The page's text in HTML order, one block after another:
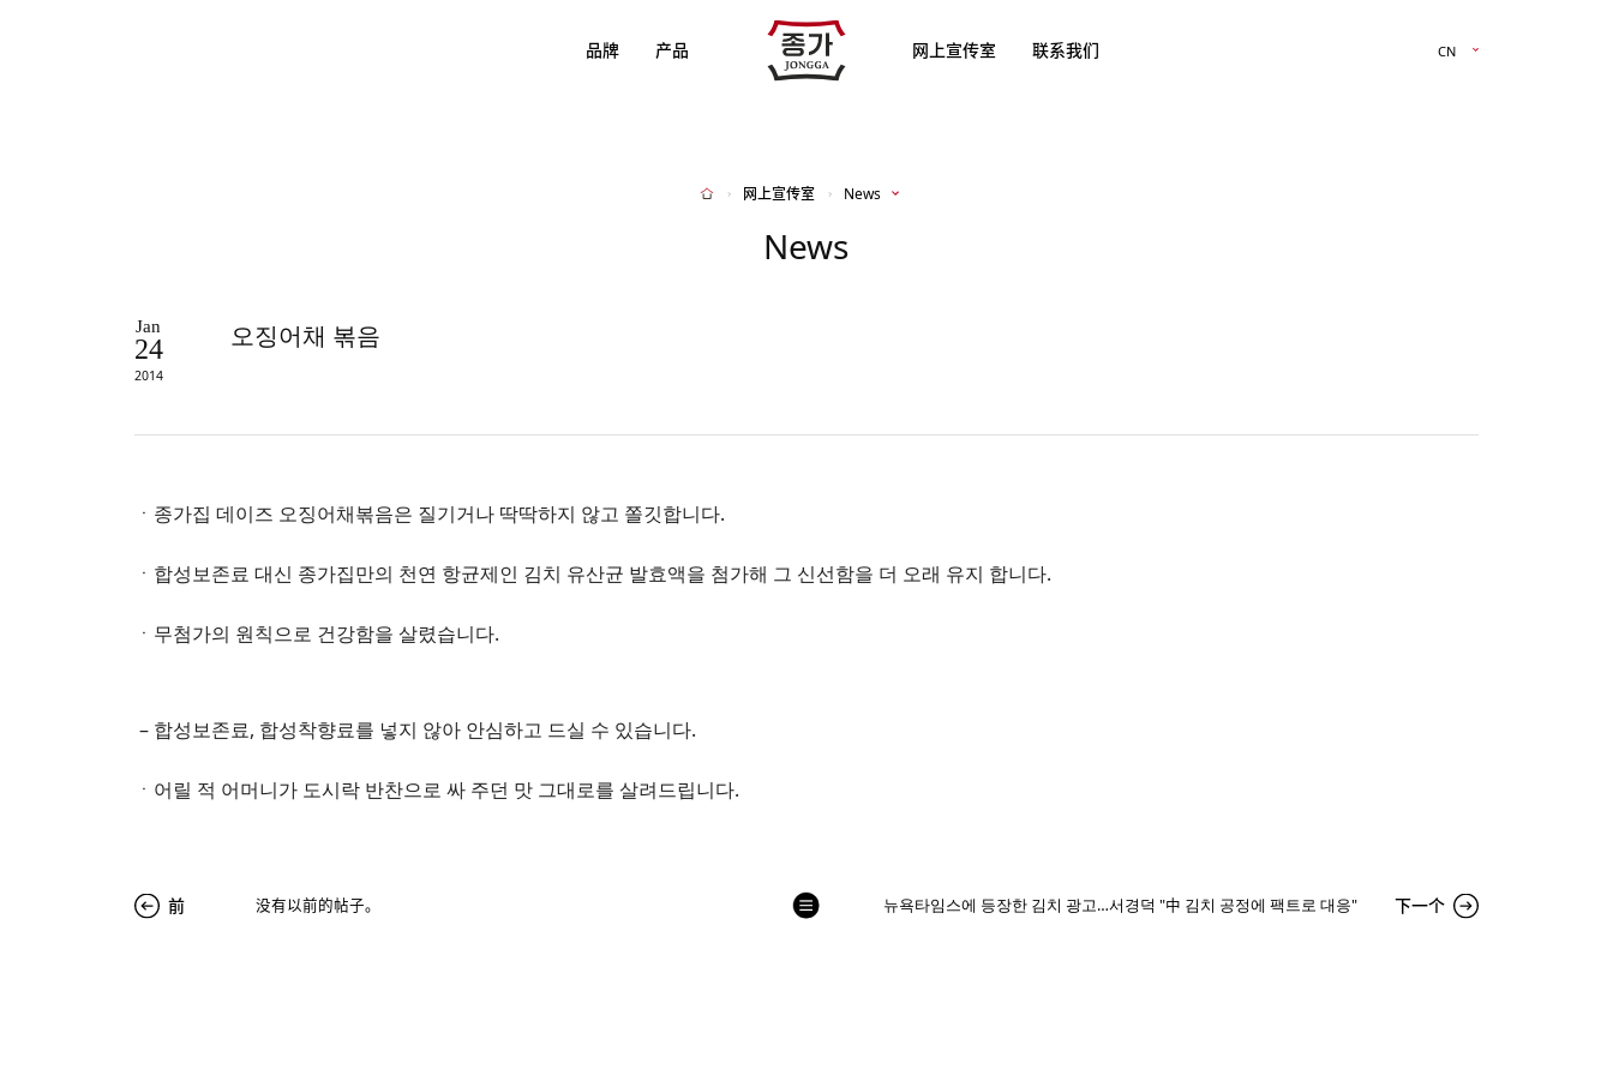
JJONGGA
品牌 产品 网上宣传室 联系我们 CN
Home 网上宣传室 News
News
Jan
24
2014
오징어채 볶음
ㆍ종가집 데이즈 오징어채볶음은 질기거나 딱딱하지 않고 쫄깃합니다.
ㆍ합성보존료 대신 종가집만의 천연 항균제인 김치 유산균 발효액을 첨가해 그 신선함을 더 오래 유지 합니다.
ㆍ무첨가의 원칙으로 건강함을 살렸습니다.
– 합성보존료, 합성착향료를 넣지 않아 안심하고 드실 수 있습니다.
ㆍ어릴 적 어머니가 도시락 반찬으로 싸 주던 맛 그대로를 살려드립니다.
前 没有以前的帖子。 뉴욕타임스에 등장한 김치 광고…서경덕 "中 김치 공정에 팩트로 대응" 下一个
列